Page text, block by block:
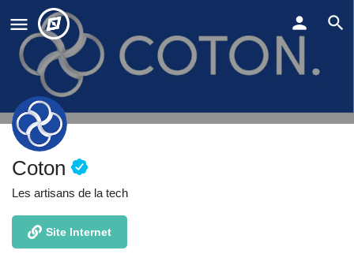
Coton
Les artisans de la tech
Site Internet